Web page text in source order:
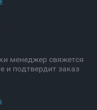
менеджер свяжется
и подтвердит заказ